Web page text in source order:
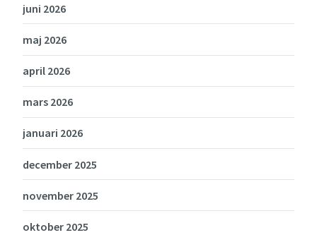
juni 2026
maj 2026
april 2026
mars 2026
januari 2026
december 2025
november 2025
oktober 2025